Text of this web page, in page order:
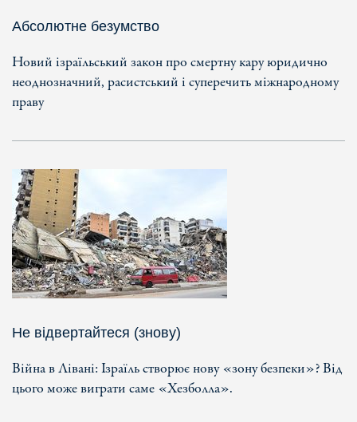
Абсолютне безумство
Новий ізраїльський закон про смертну кару юридично
неоднозначний, расистський і суперечить міжнародному
праву
Не відвертайтеся (знову)
Війна в Лівані: Ізраїль створює нову «зону безпеки»? Від
цього може виграти саме «Хезболла».